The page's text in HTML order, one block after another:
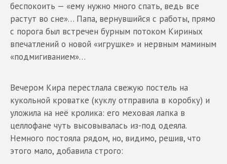
беспокоить — «ему нужно много спать, ведь все
растут во сне»… Папа, вернувшийся с работы, прямо
с порога был встречен бурным потоком Кириных
впечатлений о новой «игрушке» и нервным маминым
«подмигиванием»…
Вечером Кира перестлала свежую постель на
кукольной кроватке (куклу отправила в коробку) и
уложила на неё кролика: его меховая лапка в
целлофане чуть высовывалась из-под одеяла.
Немного постояла рядом, но, видимо, решив, что
этого мало, добавила строго: